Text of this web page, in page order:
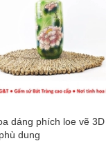
dáng phích loe vẽ 3D
dung